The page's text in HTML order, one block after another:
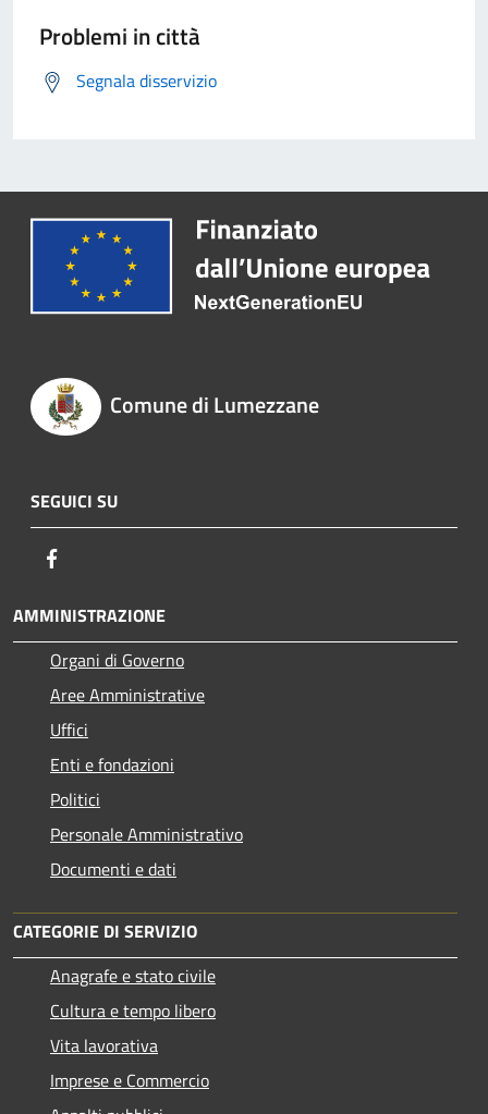
Problemi in città
Segnala disservizio
Comune di Lumezzane
SEGUICI SU
AMMINISTRAZIONE
Organi di Governo
Aree Amministrative
Uffici
Enti e fondazioni
Politici
Personale Amministrativo
Documenti e dati
CATEGORIE DI SERVIZIO
Anagrafe e stato civile
Cultura e tempo libero
Vita lavorativa
Imprese e Commercio